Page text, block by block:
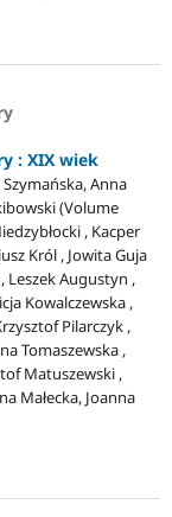
: XIX wiek
Anna
(Volume
, Kacper
Król , Jowita Guja
Leszek Augustyn ,
Kowalczewska ,
Pilarczyk ,
Tomaszewska ,
Matuszewski ,
Małecka, Joanna